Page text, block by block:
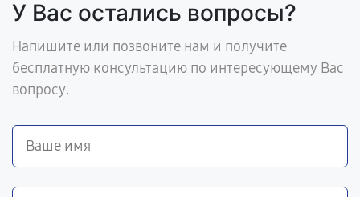
У Вас остались вопросы?
Напишите или позвоните нам и получите
бесплатную консультацию по интересующему Вас
вопросу.